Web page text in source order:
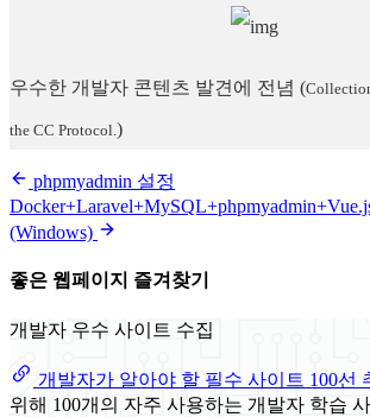
우수한 개발자 콘텐츠 발견에 전념 (
the CC Protocol. )
phpmyadmin 설정
(Windows)
좋은 웹페이지 즐겨찾기
개발자 우수 사이트 수집
개발자가 알아야 할 필수 사이트 100선
위해 100개의 자주 사용하는 개발자 학습